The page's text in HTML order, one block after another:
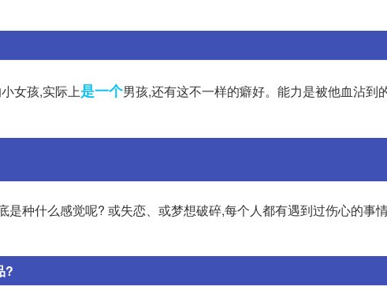
女孩,实际上是一个男孩,还有这不一样的癖好。能力是被他血沾到
种什么感觉呢? 或失恋、或梦想破碎,每个人都有遇到过伤心的事
?